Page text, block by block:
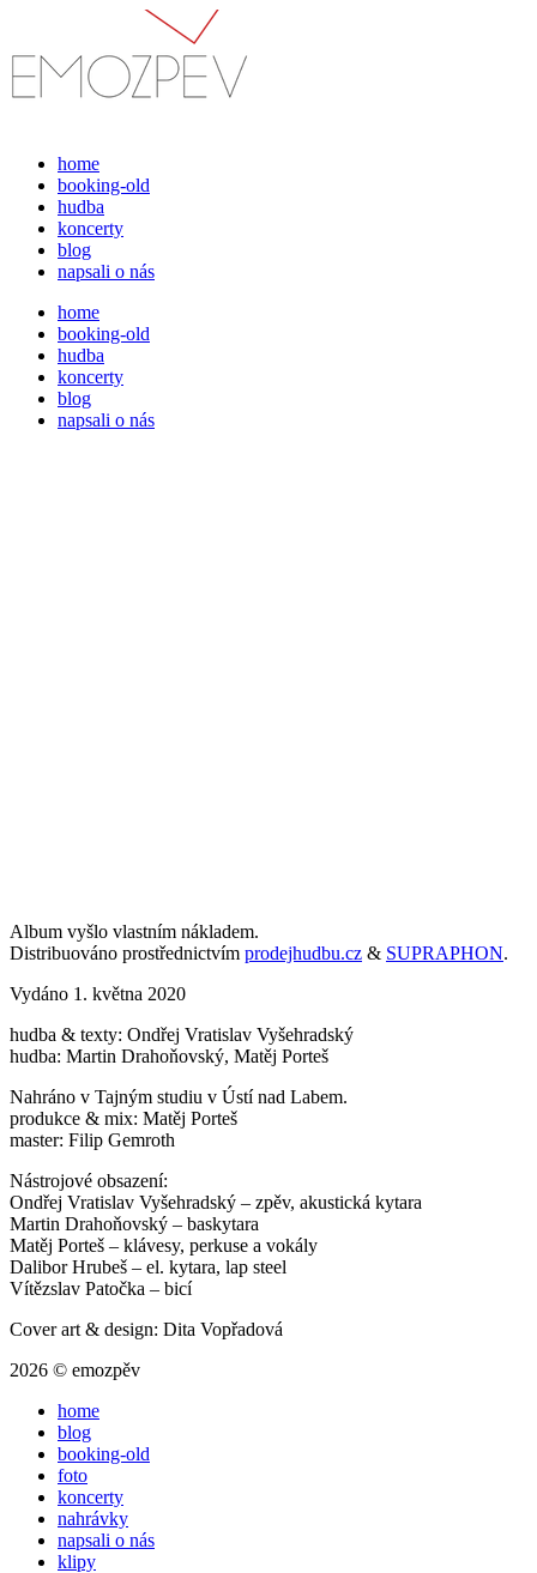
obsahu
home
booking-old
hudba
koncerty
blog
napsali o nás
home
booking-old
hudba
koncerty
blog
napsali o nás
Album vyšlo vlastním nákladem.
Distribuováno prostřednictvím prodejhudbu.cz & SUPRAPHON.
Vydáno 1. května 2020
hudba & texty: Ondřej Vratislav Vyšehradský
hudba: Martin Drahoňovský, Matěj Porteš
Nahráno v Tajným studiu v Ústí nad Labem.
produkce & mix: Matěj Porteš
master: Filip Gemroth
Nástrojové obsazení:
Ondřej Vratislav Vyšehradský – zpěv, akustická kytara
Martin Drahoňovský – baskytara
Matěj Porteš – klávesy, perkuse a vokály
Dalibor Hrubeš – el. kytara, lap steel
Vítězslav Patočka – bicí
Cover art & design: Dita Vopřadová
2026 © emozpěv
home
blog
booking-old
foto
koncerty
nahrávky
napsali o nás
klipy